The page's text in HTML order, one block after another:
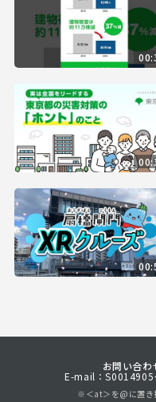
お問い合
E-mail：
※＜at＞を@に置き